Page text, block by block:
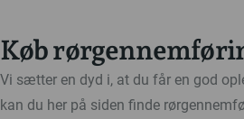
Køb
Vi sætter en dyd i, at du får en god
kan du her på siden finde